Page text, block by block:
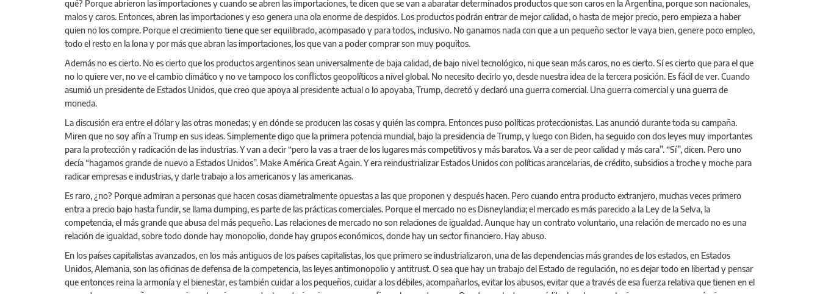
qué? Porque abrieron las importaciones y cuando se abren las importaciones, te dicen que se van a abaratar determinados productos que son caros en la Argentina, porque son nacionales,
malos y caros. Entonces, abren las importaciones y eso genera una ola enorme de despidos. Los productos podrán entrar de mejor calidad, o hasta de mejor precio, pero empieza a haber
quien no los compre. Porque el crecimiento tiene que ser equilibrado, acompasado y para todos, inclusivo. No ganamos nada con que a un pequeño sector le vaya bien, genere poco empleo,
todo el resto en la lona y por más que abran las importaciones, los que van a poder comprar son muy poquitos.
Además no es cierto. No es cierto que los productos argentinos sean universalmente de baja calidad, de bajo nivel tecnológico, ni que sean más caros, no es cierto. Sí es cierto que para el que
no lo quiere ver, no ve el cambio climático y no ve tampoco los conflictos geopolíticos a nivel global. No necesito decirlo yo, desde nuestra idea de la tercera posición. Es fácil de ver. Cuando
asumió un presidente de Estados Unidos, que creo que apoya al presidente actual o lo apoyaba, Trump, decretó y declaró una guerra comercial. Una guerra comercial y una guerra de
moneda.
La discusión era entre el dólar y las otras monedas; y en dónde se producen las cosas y quién las compra. Entonces puso políticas proteccionistas. Las anunció durante toda su campaña.
Miren que no soy afín a Trump en sus ideas. Simplemente digo que la primera potencia mundial, bajo la presidencia de Trump, y luego con Biden, ha seguido con dos leyes muy importantes
para la protección y radicación de las industrias. Y van a decir “pero la vas a traer de los lugares más competitivos y más baratos. Va a ser de peor calidad y más cara”. “Sí”, dicen. Pero uno
decía “hagamos grande de nuevo a Estados Unidos”. Make América Great Again. Y era reindustrializar Estados Unidos con políticas arancelarias, de crédito, subsidios a troche y moche para
radicar empresas e industrias, y darle trabajo a los americanos y las americanas.
Es raro, ¿no? Porque admiran a personas que hacen cosas diametralmente opuestas a las que proponen y después hacen. Pero cuando entra producto extranjero, muchas veces primero
entra a precio bajo hasta fundir, se llama dumping, es parte de las prácticas comerciales. Porque el mercado no es Disneylandia; el mercado es más parecido a la Ley de la Selva, la
competencia, el más grande que abusa del más pequeño. Las relaciones de mercado no son relaciones de igualdad. Aunque hay un contrato voluntario, una relación de mercado no es una
relación de igualdad, sobre todo donde hay monopolio, donde hay grupos económicos, donde hay un sector financiero. Hay abuso.
En los países capitalistas avanzados, en los más antiguos de los países capitalistas, los que primero se industrializaron, una de las dependencias más grandes de los estados, en Estados
Unidos, Alemania, son las oficinas de defensa de la competencia, las leyes antimonopolio y antitrust. O sea que hay un trabajo del Estado de regulación, no es dejar todo en libertad y pensar
que entonces reina la armonía y el bienestar, es también cuidar a los pequeños, cuidar a los débiles, acompañarlos, evitar los abusos, evitar que a través de esa fuerza relativa que tienen en el